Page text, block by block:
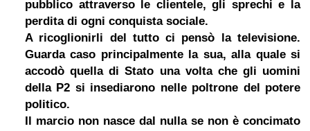
pubblico attraverso le clientele, gli sprechi e la
perdita di ogni conquista sociale.
A ricoglionirli del tutto ci pensò la televisione.
Guarda caso principalmente la sua, alla quale si
accodò quella di Stato una volta che gli uomini
della P2 si insediarono nelle poltrone del potere
politico.
Il marcio non nasce dal nulla se non è concimato